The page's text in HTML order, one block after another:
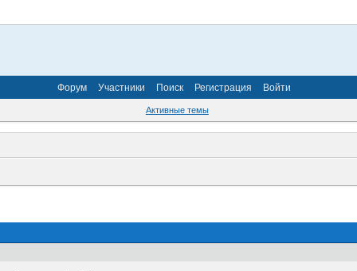
Форум Участники Поиск Регистрация Войти
Активные темы